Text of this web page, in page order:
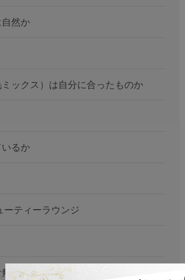
然か
ックス）は自分に合ったものか
るか
ティーラウンジ
店